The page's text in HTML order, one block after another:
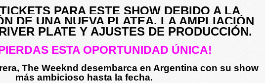
PARA ESTE SHOW DEBIDO A LA
DE UNA NUEVA PLATEA, LA AMPLIACIÓN
PLATE Y AJUSTES DE PRODUCCIÓN.
ESTA OPORTUNIDAD ÚNICA!
The Weeknd desembarca en Argentina con su show
más ambicioso hasta la fecha.